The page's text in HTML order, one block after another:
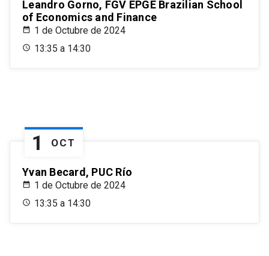
Leandro Gorno, FGV EPGE Brazilian School
of Economics and Finance
1 de Octubre de 2024
13:35 a 14:30
1 OCT
Yvan Becard, PUC Río
1 de Octubre de 2024
13:35 a 14:30